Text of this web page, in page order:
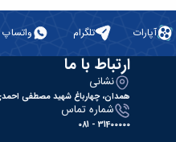
آپارات تلگرام واتساپ
ارتباط با ما
نشانی
همدان، چهارباغ شهید مصطفی
شماره تماس
31400000 - 081